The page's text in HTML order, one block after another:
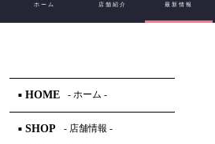
ホーム 店舗紹介 最新情報
■ HOME - ホーム -
■ SHOP - 店舗情報 -